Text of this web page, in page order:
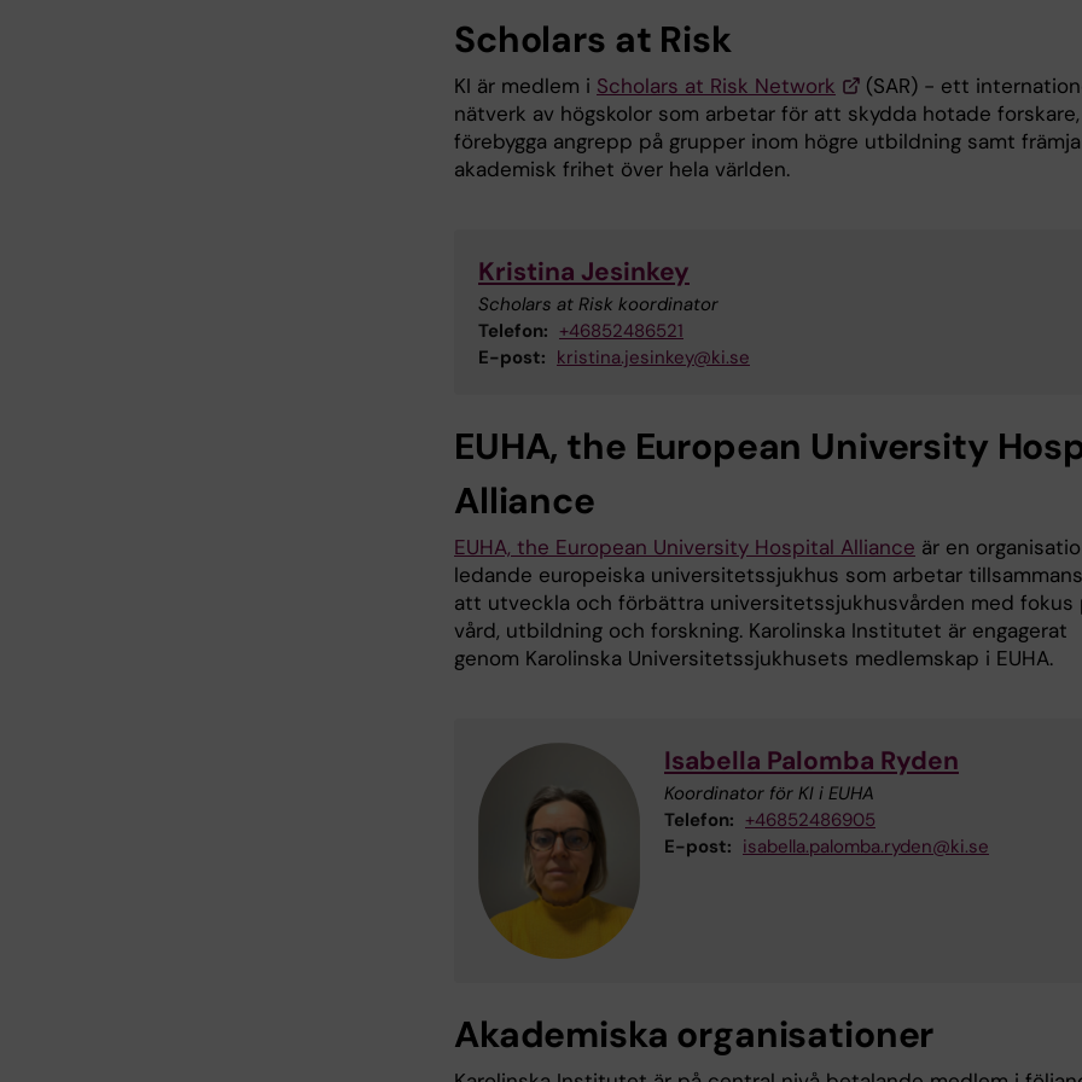
Scholars at Risk
KI är medlem i Scholars at Risk Network
(SAR) - ett
nätverk av högskolor som arbetar för att skydda hotade forskare,
förebygga angrepp på grupper inom högre utbildning samt
akademisk frihet över hela världen.
Kristina Jesinkey
Scholars at Risk koordinator
Telefon: +46852486521
E-post: kristina.jesinkey@ki.se
EUHA, the European University
Alliance
EUHA, the European University Hospital Alliance är en
ledande europeiska universitetssjukhus som arbetar
att utveckla och förbättra universitetssjukhusvården med fokus
vård, utbildning och forskning. Karolinska Institutet är engagerat
genom Karolinska Universitetssjukhusets medlemskap i EUHA.
Isabella Palomba Ryden
Koordinator för KI i EUHA
Telefon: +46852486905
E-post: isabella.palomba.ryden@ki.se
Akademiska organisationer